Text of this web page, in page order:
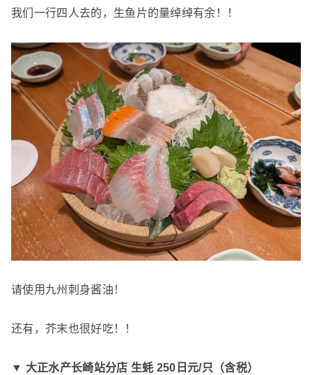
我们一行四人去的，生鱼片的量绰绰有余！！
请使用九州刺身酱油！
还有，芥末也很好吃！！
▼ 大正水产长崎站分店 生蚝 250日元/只（含税）